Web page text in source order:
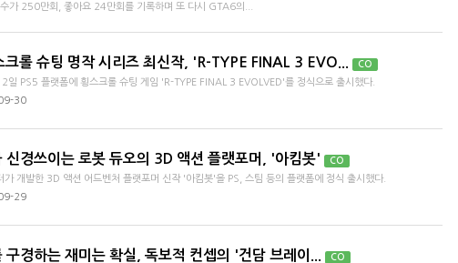
가 250만회, 좋아요 24만회를 기록하며 또 다시 GTA6의...
크롤 슈팅 명작 시리즈 최신작, 'R-TYPE FINAL 3 EVO... CO
일 PS5 플랫폼에 횡스크롤 슈팅 게임 'R-TYPE FINAL 3 EVOLVED'를 정식으로 출시했다.
30
신경쓰이는 로봇 듀오의 3D 액션 플랫포머, '아킴봇' CO
가 개발한 3D 액션 어드벤처 플랫포머 신작 '아킴봇'을 PS, 스팀 등의 플랫폼에 정식 출시했다.
29
구경하는 재미는 확실, 독보적 컨셉의 '건담 브레이... CO